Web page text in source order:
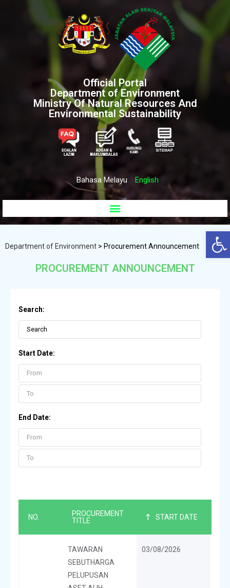
Official Portal
Department of Environment
Ministry Of Natural Resources And
Environmental Sustainability
Bahasa Melayu English
Department of Environment > Procurement Announcement
PROCUREMENT ANNOUNCEMENT
Search:
Start Date:
End Date:
NO.
PROCUREMENT
TITLE
START DATE
TAWARAN
SEBUTHARGA
PELUPUSAN
03/08/2026